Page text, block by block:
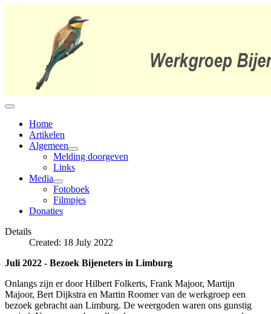
Home
Artikelen
Algemeen
Melding doorgeven
Links
Media
Fotoboek
Filmpjes
Donaties
Details
Created: 18 July 2022
Juli 2022 - Bezoek Bijeneters in Limburg
Onlangs zijn er door Hilbert Folkerts, Frank Majoor, Martijn
Majoor, Bert Dijkstra en Martin Roomer van de werkgroep een
bezoek gebracht aan Limburg. De weergoden waren ons gunstig